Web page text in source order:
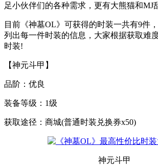
足小伙伴们的各种需求，更有大熊猫和MJ
目前《神墓OL》可获得的时装一共有9件
列出每一件时装的信息，大家根据获取难
时装!
【神元斗甲】
品阶：优良
装备等级：1级
获取途径：商城(普通时装兑换券x50)
神元斗甲